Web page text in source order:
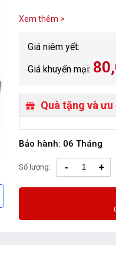
Xem thêm >
Giá niêm yết:
Giá khuyến mại:
Quà tặng và
Bảo hành: 06 Tháng
Số lượng: - +